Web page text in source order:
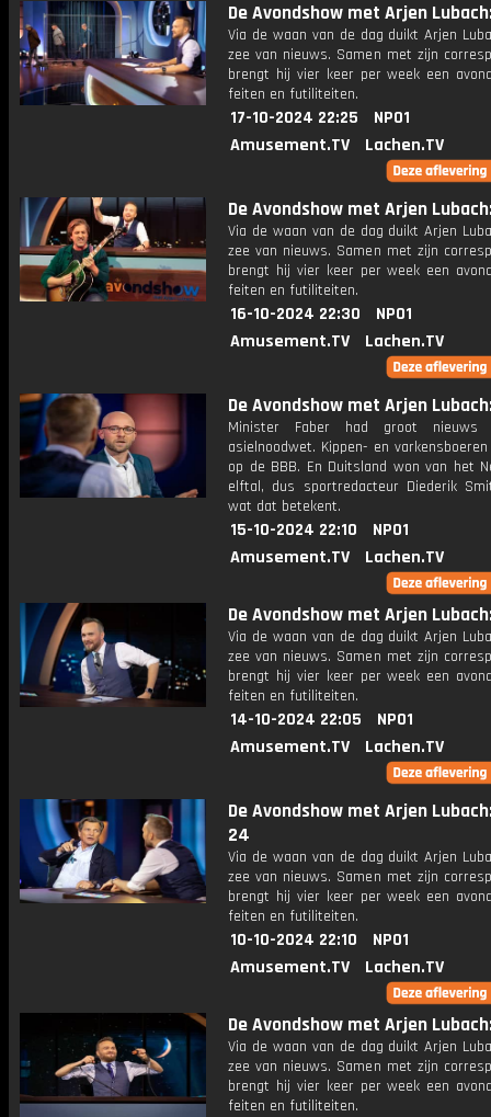
De Avondshow met Arjen
Via de waan van de dag duikt Arjen
zee van nieuws. Samen met zijn
brengt hij vier keer per week een
feiten en futiliteiten.
17-10-2024 22:25
NPO1
Amusement.TV
Lachen.TV
De Avondshow met Arjen
Via de waan van de dag duikt Arjen
zee van nieuws. Samen met zijn
brengt hij vier keer per week een
feiten en futiliteiten.
16-10-2024 22:30
NPO1
Amusement.TV
Lachen.TV
De Avondshow met Arjen
Minister Faber had groot nieuws
asielnoodwet. Kippen- en
op de BBB. En Duitsland won van het
elftal, dus sportredacteur Diederik
wat dat betekent.
15-10-2024 22:10
NPO1
Amusement.TV
Lachen.TV
De Avondshow met Arjen
Via de waan van de dag duikt Arjen
zee van nieuws. Samen met zijn
brengt hij vier keer per week een
feiten en futiliteiten.
14-10-2024 22:05
NPO1
Amusement.TV
Lachen.TV
De Avondshow met Arjen
24
Via de waan van de dag duikt Arjen
zee van nieuws. Samen met zijn
brengt hij vier keer per week een
feiten en futiliteiten.
10-10-2024 22:10
NPO1
Amusement.TV
Lachen.TV
De Avondshow met Arjen
Via de waan van de dag duikt Arjen
zee van nieuws. Samen met zijn
brengt hij vier keer per week een
feiten en futiliteiten.